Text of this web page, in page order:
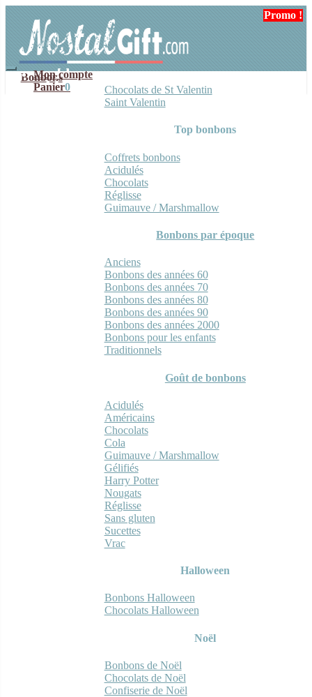
navigation
contenu
Mon compte
Panier0
Bonbons
Chocolats de St Valentin
Saint Valentin
Top bonbons
Coffrets bonbons
Acidulés
Chocolats
Réglisse
Guimauve / Marshmallow
Bonbons par époque
Anciens
Bonbons des années 60
Bonbons des années 70
Bonbons des années 80
Bonbons des années 90
Bonbons des années 2000
Bonbons pour les enfants
Traditionnels
Goût de bonbons
Acidulés
Américains
Chocolats
Cola
Guimauve / Marshmallow
Gélifiés
Harry Potter
Nougats
Réglisse
Sans gluten
Sucettes
Vrac
Halloween
Bonbons Halloween
Chocolats Halloween
Noël
Bonbons de Noël
Chocolats de Noël
Confiserie de Noël
Promo !
Promo !
Promo !
Promo !
Promo !
Promo !
Promo !
Promo !
Promo !
Promo !
Promo !